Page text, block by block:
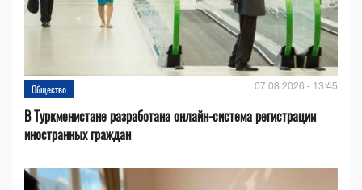
Общество 07.08.2026 - 13:45
В Туркменистане разработана онлайн-система регистрации
иностранных граждан